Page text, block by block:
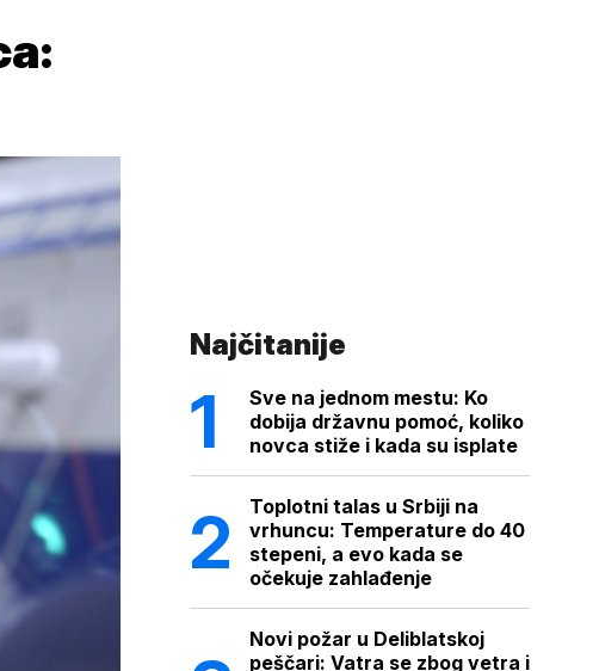
Najčitanije
Sve na jednom mestu: Ko
dobija državnu pomoć, koliko
novca stiže i kada su isplate
Toplotni talas u Srbiji na
vrhuncu: Temperature do 40
stepeni, a evo kada se
očekuje zahlađenje
Novi požar u Deliblatskoj
peščari: Vatra se zbog vetra i